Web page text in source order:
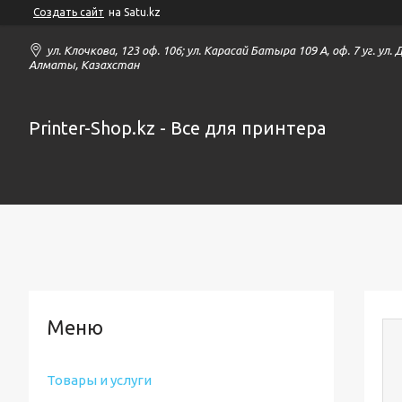
Создать сайт на Satu.kz
ул. Клочкова, 123 оф. 106; ул. Карасай Батыра 109 А, оф. 7 уг. ул.
Алматы, Казахстан
Printer-Shop.kz - Все для принтера
Товары и услуги